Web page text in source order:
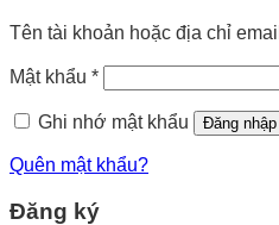
Tên tài khoản hoặc địa chỉ email
Mật khẩu *
Ghi nhớ mật khẩu Đăng nhập
Quên mật khẩu?
Đăng ký